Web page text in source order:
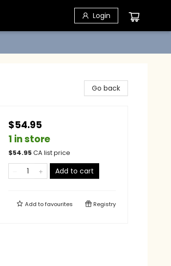
Login
Go back
$54.95
1 in store
$54.95CA list price
Add to cart
Add tofavourites Registry